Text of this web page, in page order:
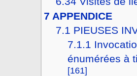
7 APPENDICE
7.1 PIEUSES
7.1.1
énumérées à
[161]